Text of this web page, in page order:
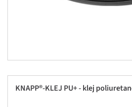
KNAPP®-KLEJ PU+ - klej